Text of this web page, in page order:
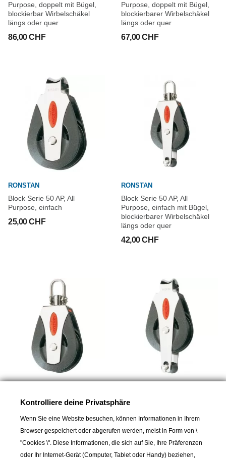
Purpose, doppelt mit Bügel,
blockierbar Wirbelschäkel
längs oder quer
86,00 CHF
Purpose, doppelt mit Bügel,
blockierbarer Wirbelschäkel
längs oder quer
67,00 CHF
RONSTAN
Block Serie 50 AP, All
Purpose, einfach
25,00 CHF
RONSTAN
Block Serie 50 AP, All
Purpose, einfach mit Bügel,
blockierbarer Wirbelschäkel
längs oder quer
42,00 CHF
Block Serie 50 AP, All
blockierbarer Wirbelschäkel
längs oder quer
29,00 CHF
Block Serie 50 AP, All
Kontrolliere deine Privatsphäre
Wenn Sie eine Website besuchen, können Informationen in Ihrem
Browser gespeichert oder abgerufen werden, meist in Form von \
"Cookies \". Diese Informationen, die sich auf Sie, Ihre Präferenzen
oder Ihr Internet-Gerät (Computer, Tablet oder Handy) beziehen,